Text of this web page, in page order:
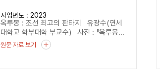
사업년도 : 2023
옥루몽 : 조선 최고의 판타지 유광수(연세
대학교 학부대학 부교수) 사진 : 『옥루몽...
원문 자료 보기